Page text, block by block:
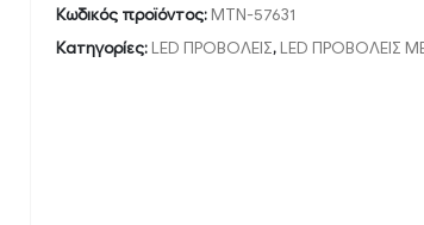
Κωδικός προϊόντος:MTN-57631
Κατηγορίες:LED ΠΡΟΒΟΛΕΙΣ,LED ΠΡΟΒΟΛΕΙΣ